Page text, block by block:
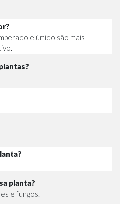
e úmido são mais
planta?
e fungos.